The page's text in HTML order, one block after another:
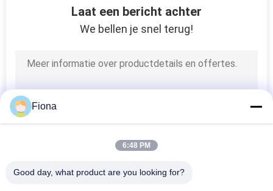
Laat een bericht achter
We bellen je snel terug!
Fiona
6:48 PM
Good day, what product are you looking for?